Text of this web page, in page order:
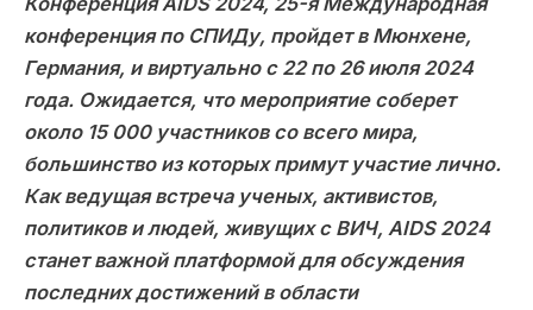
конференция по СПИДу, пройдет в Мюнхене,
Германия, и виртуально с 22 по 26 июля 2024
года. Ожидается, что мероприятие соберет
около 15 000 участников со всего мира,
большинство из которых примут участие лично.
Как ведущая встреча ученых, активистов,
политиков и людей, живущих с ВИЧ, AIDS 2024
станет важной платформой для обсуждения
последних достижений в области